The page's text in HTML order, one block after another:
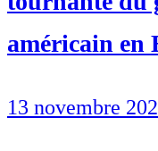
américain en
13 novembre